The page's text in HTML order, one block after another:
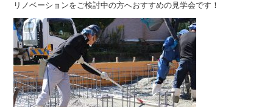
リノベーションをご検討中の方へおすすめの見学会です！